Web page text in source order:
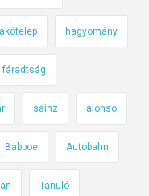
lakótelep hagyomány
fáradtság
sainz alonso
Babboe Autobahn
Tanuló